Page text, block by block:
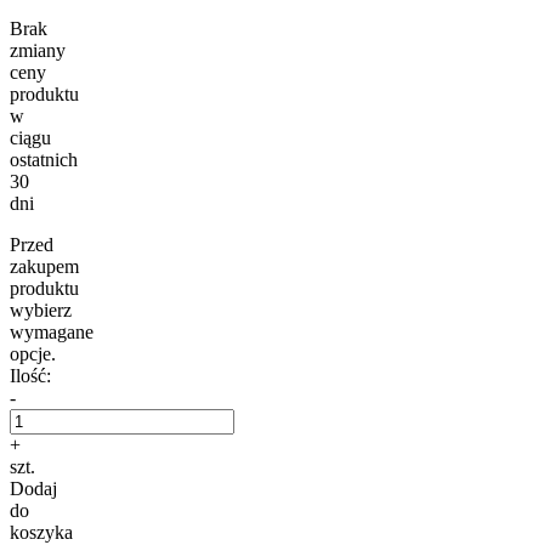
Brak
zmiany
ceny
produktu
w
ciągu
ostatnich
30
dni
Przed
zakupem
produktu
wybierz
wymagane
opcje.
Ilość:
-
+
szt.
Dodaj
do
koszyka